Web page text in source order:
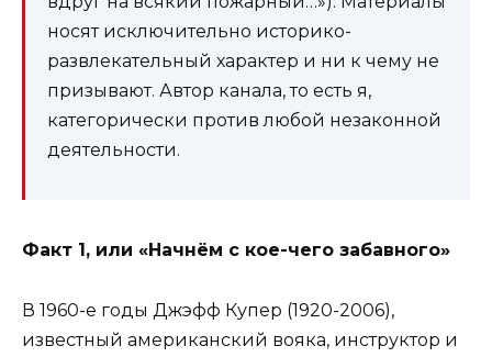
носят исключительно историко-
развлекательный характер и ни к чему не
призывают. Автор канала, то есть я,
категорически против любой незаконной
деятельности.
Факт 1, или «Начнём с кое-чего забавного»
В 1960-е годы Джэфф Купер (1920-2006),
известный американский вояка, инструктор и